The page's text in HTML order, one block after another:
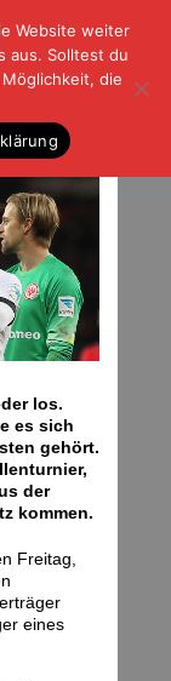
los.
es sich
gehört.
der
kommen.
Freitag,
eines
Website weiter
aus. Solltest du
die